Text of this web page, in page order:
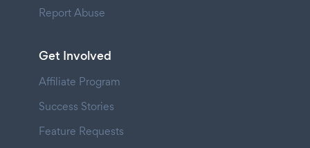
Report Abuse
Get Involved
Affiliate Program
Success Stories
Feature Requests